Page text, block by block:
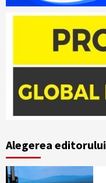
Alegerea editorului